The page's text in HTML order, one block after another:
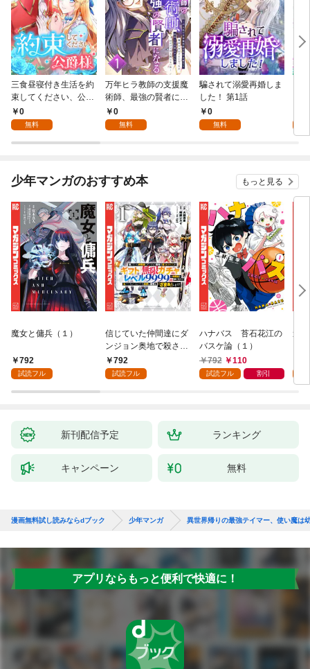
三食昼寝付き生活を約
束してください、公爵
様 1話
0
無料
万年ヒラ教師の支援魔
術師、最強の賢者にな
る～不人気の支援魔術
師は給料泥棒だと魔術
らない件～ 第1話
0
無料
騙されて溺愛再婚しま
した！ 第1話
0
無料
少年マンガのおすすめ本 もっと見る
魔女と傭兵（１）
792
試読フル
信じていた仲間達にダ
ンジョン奥地で殺され
かけたがギフト『無限
ガチャ』でレベル９９
（１）
792
試読フル
ハナバス 苔石花江の
バスケ論（１）
792
110
試読フル 割引
追
強
～
新刊配信予定 ランキング
キャンペーン 無料
漫画無料試し読みならdブック 少年マンガ 異世界帰りの最強テイマー、使い魔は
アプリならもっと便利で快適に！